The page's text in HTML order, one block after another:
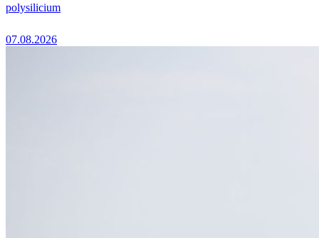
polysilicium
07.08.2026